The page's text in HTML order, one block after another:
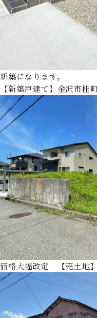
新築になります。
【新築戸建て】金沢市桂
価格大幅改定 【売土地